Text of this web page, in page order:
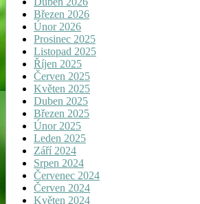
Březen 2026
Únor 2026
Prosinec 2025
Listopad 2025
Říjen 2025
Červen 2025
Květen 2025
Duben 2025
Březen 2025
Únor 2025
Leden 2025
Září 2024
Srpen 2024
Červenec 2024
Červen 2024
Květen 2024